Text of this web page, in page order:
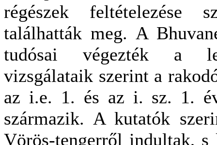
régészek feltételezése
találhatták meg. A
tudósai végezték a
vizsgálataik szerint a
az i.e. 1. és az i. sz. 1.
származik. A kutatók
Vörös-tengerről indultak,